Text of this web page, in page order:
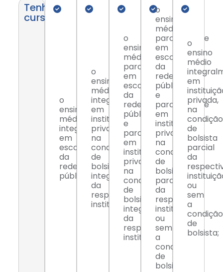
Tenha
cursado
o
ensino
médio
integralmente
em
escola
da
rede
pública;
o
ensino
médio
integralmente
em
instituição
privada,
na
condição
de
bolsista
integral
da
respectiva
instituição;
o
ensino
médio
parcialmente
em
escola
da
rede
pública
e
parcialmente
em
instituição
privada,
na
condição
de
bolsista
integral
da
respectiva
instituição;
o
ensino
médio
parcialmente
em
escola
da
rede
pública
e
parcialmente
em
instituição
privada,
na
condição
de
bolsista
parcial
da
respectiva
instituição
ou
sem
a
condição
de
bolsista;
o
ensino
médio
em
privada,
na
condição
de
bolsista
parcial
da
ou
sem
a
condição
de
bolsista;